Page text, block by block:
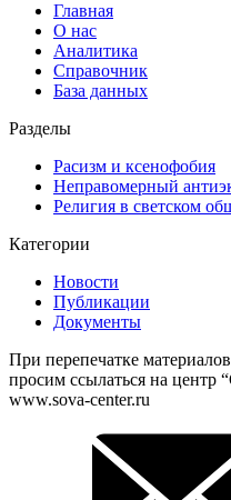
Главная
О нас
Аналитика
Справочник
База данных
Разделы
Расизм и ксенофобия
Неправомерный
Религия в светском
Категории
Новости
Публикации
Документы
При перепечатке
просим ссылаться на центр
www.sova-center.ru